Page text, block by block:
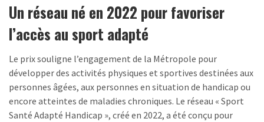
Un réseau né en 2022 pour favoriser
l’accès au sport adapté
Le prix souligne l’engagement de la Métropole pour
développer des activités physiques et sportives destinées aux
personnes âgées, aux personnes en situation de handicap ou
encore atteintes de maladies chroniques. Le réseau « Sport
Santé Adapté Handicap », créé en 2022, a été conçu pour